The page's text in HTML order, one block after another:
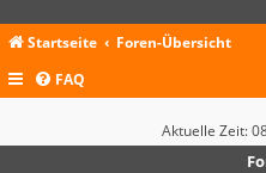
Startseite Foren-Übersicht
FAQ
Aktuelle Zeit: